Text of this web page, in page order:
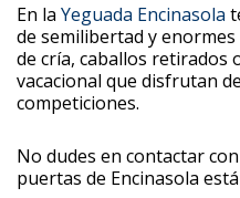
En la Yeguada Encinasola
de semilibertad y
de cría, caballos retirados
vacacional que disfrutan
competiciones.
No dudes en contactar
puertas de Encinasola